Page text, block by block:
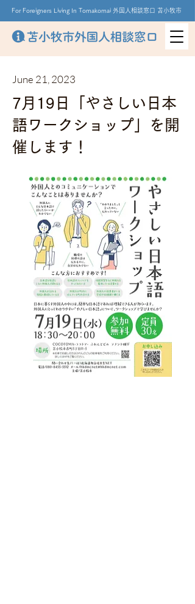
For Foreigners Living In Tomakomai 外国人相談窓口 苫小牧市
June 21, 2023
7月19日「やさしい日本
語ワークショップ」を開
催します！